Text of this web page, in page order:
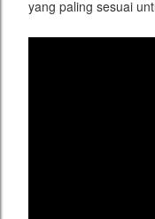
yang paling sesuai